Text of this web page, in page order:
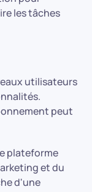
les tâches
utilisateurs
peut
plateforme
et du
d'une